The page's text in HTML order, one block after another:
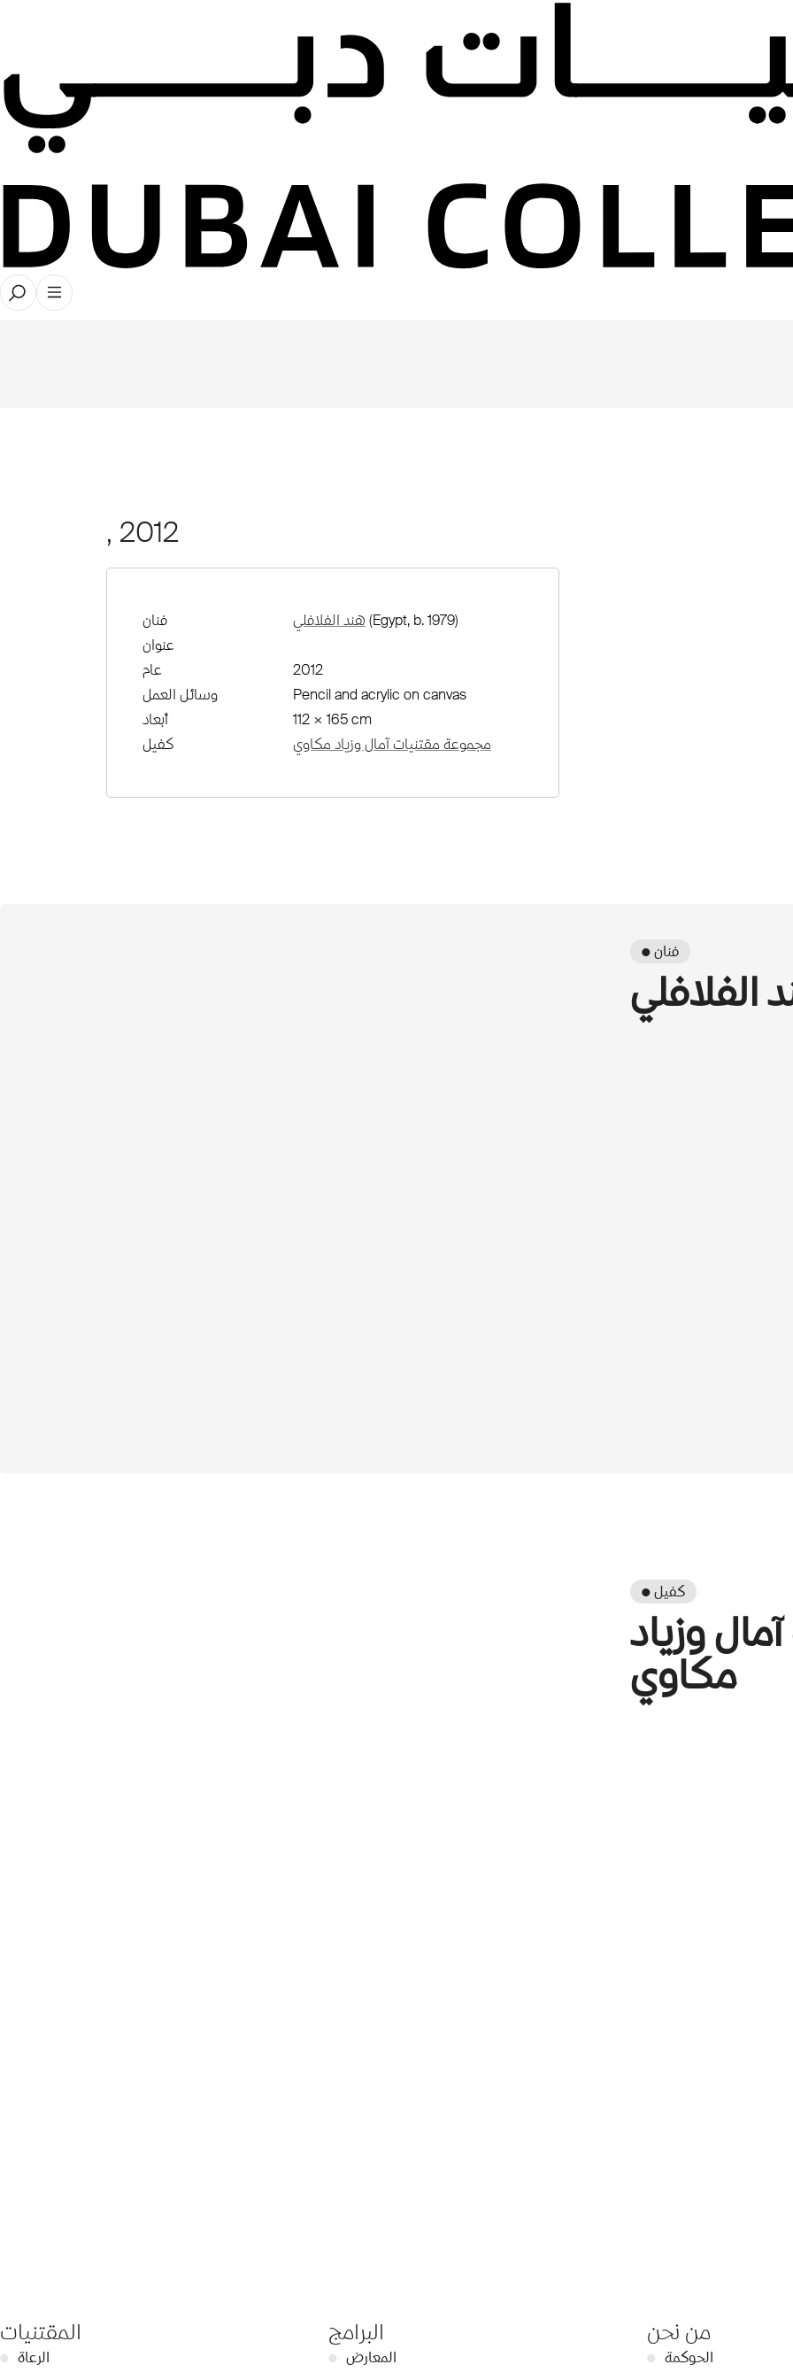
, 2012
فنان هند الفلافلي (Egypt, b. 1979)
عنوان
عام
2012
وسائل العمل
Pencil and acrylic on canvas
أبعاد
112 × 165 cm
كفيل
مجموعة مقتنيات آمال وزياد مكاوي
● فنان
الفلافلي
● كفيل
وزياد
مكاوي
المقتنيات
● الرعاة
البرامج
● المعارض
من نحن
● الحوكمة